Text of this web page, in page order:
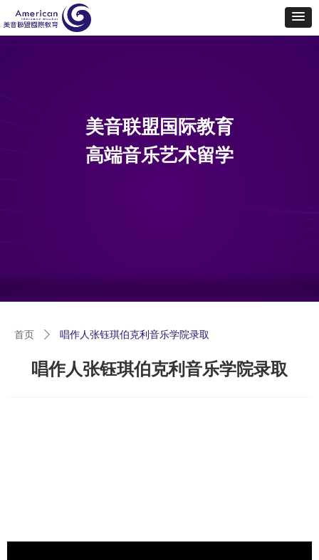
首页 ꄲ 唱作人张钰琪伯克利音乐学院录取
唱作人张钰琪伯克利音乐学院录取
美音联盟国际教育
高端音乐艺术留学